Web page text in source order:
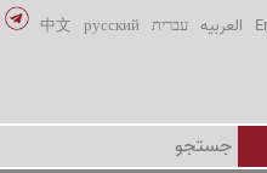
العربیه עברית русский
中文